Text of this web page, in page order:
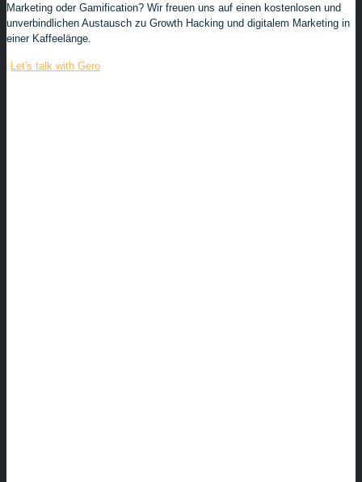
Marketing oder Gamification? Wir freuen uns auf einen kostenlosen und
unverbindlichen Austausch zu Growth Hacking und digitalem Marketing in
einer Kaffeelänge.
Let's talk with Gero